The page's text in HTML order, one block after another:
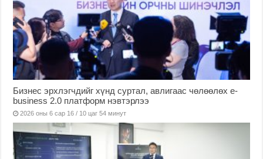
Бизнес эрхлэгчдийг хүнд суртал, авлигаас чөлөөлөх е-
business 2.0 платформ нэвтэрлээ
2026 оны 6 сар 16 / 10 цаг 54 минут